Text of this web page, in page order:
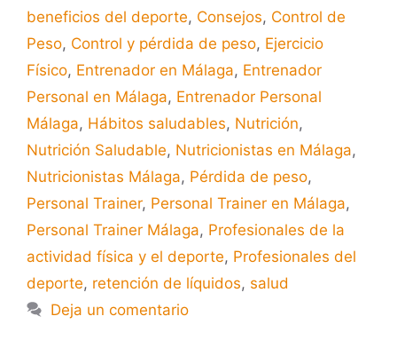
beneficios del deporte, Consejos, Control de
Peso, Control y pérdida de peso, Ejercicio
Físico, Entrenador en Málaga, Entrenador
Personal en Málaga, Entrenador Personal
Málaga, Hábitos saludables, Nutrición,
Nutrición Saludable, Nutricionistas en Málaga,
Nutricionistas Málaga, Pérdida de peso,
Personal Trainer, Personal Trainer en Málaga,
Personal Trainer Málaga, Profesionales de la
actividad física y el deporte, Profesionales del
deporte, retención de líquidos, salud
Deja un comentario